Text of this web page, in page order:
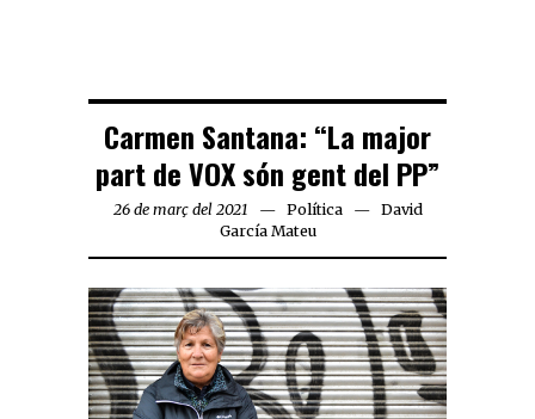
Carmen Santana: “La major
part de VOX són gent del PP”
26 de març del 2021 Política
David
García Mateu